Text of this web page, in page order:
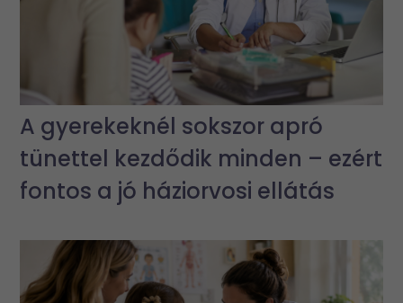
A gyerekeknél sokszor apró
tünettel kezdődik minden – ezért
fontos a jó háziorvosi ellátás